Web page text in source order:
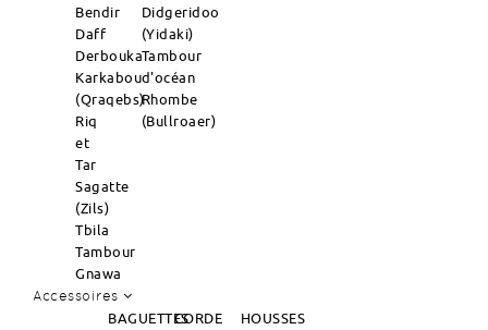
Bendir
Daff
Derbouka
Karkabou
(Qraqebs)
Riq
et
Tar
Sagatte
(Zils)
Tbila
Tambour
Gnawa
Didgeridoo
(Yidaki)
Tambour
d'océan
Rhombe
(Bullroaer)
Accessoires
BAGUETTESCORDE
HOUSSES